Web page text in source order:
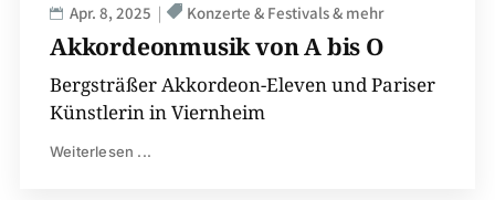
Akkordeonmusik von A bis O
Apr. 8, 2025 Konzerte & Festivals & mehr
Bergsträßer Akkordeon-Eleven und Pariser
Künstlerin in Viernheim
Weiterlesen ...